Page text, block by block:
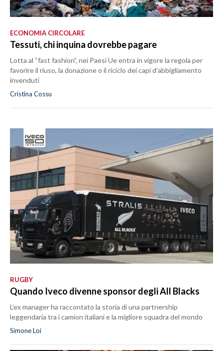
ECONOMIA CIRCOLARE
Tessuti, chi inquina dovrebbe pagare
Lotta al “fast fashion”, nei Paesi Ue entra in vigore la regola per
favorire il riuso, la donazione o il riciclo dei capi d’abbigliamento
invenduti
Cristina Cossu
RUGBY
Quando Iveco divenne sponsor degli All Blacks
L’ex manager ha raccontato la storia di una partnership
leggendaria tra i camion italiani e la migliore squadra del mondo
Simone Loi